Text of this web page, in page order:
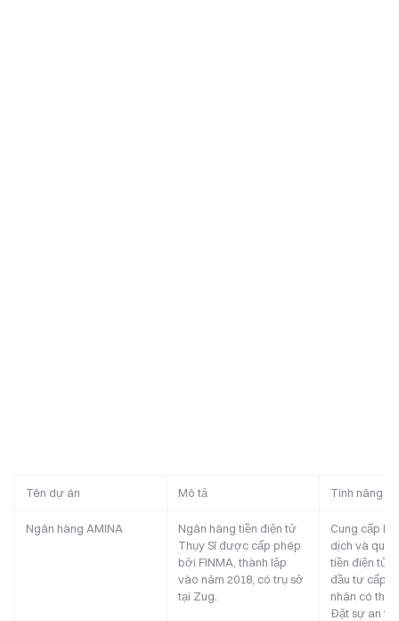
Tên dự án Mô tả Tính năng
Ngân hàng AMINA
Ngân hàng tiền điện tử
Thụy Sĩ được cấp phép
bởi FINMA, thành lập
vào năm 2018, có trụ sở
tại Zug.
Cung cấp
dịch và
tiền điện tử
đầu tư cấp
nhân có thu
Đặt sự an